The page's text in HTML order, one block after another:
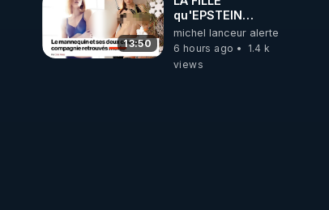
13:50
qu'EPSTEIN
VOULAIT CACHER
michel lanceur alerte
6 hours ago
1.4 k
views